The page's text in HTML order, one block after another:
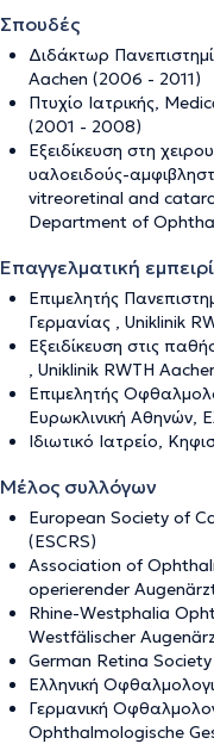
Σπουδές
Διδάκτωρ
Aachen (2006 - 2011)
Πτυχίο Ιατρικής,
(2001 - 2008)
Εξειδίκευση στη
υαλοειδούς-
vitreoretinal and
Department of
Επαγγελματική
Επιμελητής
Γερμανίας , Uniklinik
Εξειδίκευση στις
, Uniklinik RWTH
Επιμελητής
Ευρωκλινική Αθηνών,
Ιδιωτικό Ιατρείο,
Μέλος συλλόγων
European Society of
(ESCRS)
Association of
operierender
Rhine-Westphalia
Westfälischer
German Retina
Ελληνική
Γερμανική
Ophthalmologische